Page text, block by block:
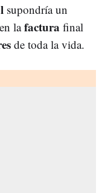
supondría un
lafactura final
de toda la vida.